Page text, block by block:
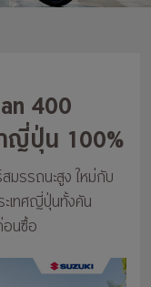
400
ญี่ปุ่น 100%
มรรถนะสูง ใหม่กับ
ะเทศญี่ปุ่นทั้งคัน
อนซื้อ